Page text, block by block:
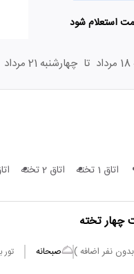
استعلام شود
تا چهارشنبه 21 مرداد
اتاق 1 تخته اتاق 2 تخته اتاق
چهار تخته
نفر اضافه ) صبحانه